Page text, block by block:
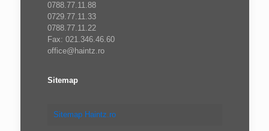
0788.77.11.88
0729.77.11.33
0788.77.11.22
Fax: 021.346.46.60
office@haintz.ro
Sitemap
Sitemap Haintz.ro